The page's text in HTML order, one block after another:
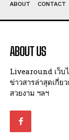
ABOUT CONTACT
ABOUT US
Livearound เว็บ
ข่าวสารล่าสุดเกี่ย
สวยงาม ฯลฯ